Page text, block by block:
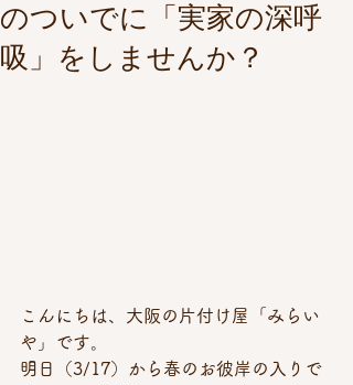
のついでに「実家の深呼
吸」をしませんか？
こんにちは、大阪の片付け屋「みらい
や」です。
明日（3/17）から春のお彼岸の入りで